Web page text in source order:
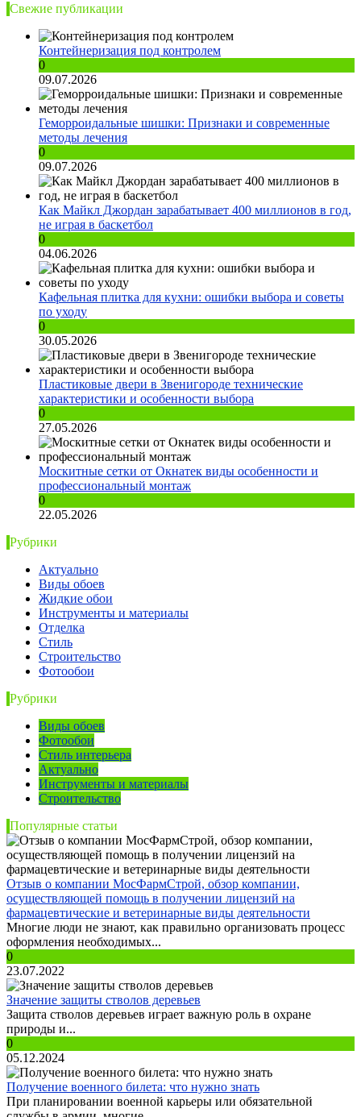
Свежие публикации
Контейнеризация под контролем
0
09.07.2026
Геморроидальные шишки: Признаки и современные
методы лечения
0
09.07.2026
Как Майкл Джордан зарабатывает 400 миллионов в год,
не играя в баскетбол
0
04.06.2026
Кафельная плитка для кухни: ошибки выбора и советы
по уходу
0
30.05.2026
Пластиковые двери в Звенигороде технические
характеристики и особенности выбора
0
27.05.2026
Москитные сетки от Окнатек виды особенности и
профессиональный монтаж
0
22.05.2026
Рубрики
Актуально
Виды обоев
Жидкие обои
Инструменты и материалы
Отделка
Стиль
Строительство
Фотообои
Рубрики
Виды обоев
Фотообои
Стиль интерьера
Актуально
Инструменты и материалы
Строительство
Популярные статьи
Отзыв о компании МосФармСтрой, обзор компании,
осуществляющей помощь в получении лицензий на
фармацевтические и ветеринарные виды деятельности
Многие люди не знают, как правильно организовать процесс
оформления необходимых...
0
23.07.2022
Значение защиты стволов деревьев
Защита стволов деревьев играет важную роль в охране
природы и...
0
05.12.2024
Получение военного билета: что нужно знать
При планировании военной карьеры или обязательной